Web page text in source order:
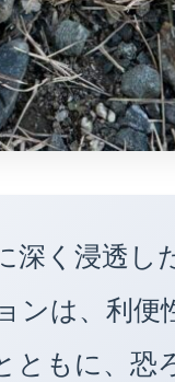
深く浸透し
ンは、利便
ともに、恐